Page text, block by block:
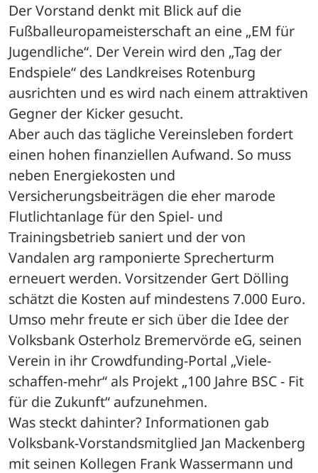
Der Vorstand denkt mit Blick auf die
Fußballeuropameisterschaft an eine „EM für
Jugendliche“. Der Verein wird den „Tag der
Endspiele“ des Landkreises Rotenburg
ausrichten und es wird nach einem attraktiven
Gegner der Kicker gesucht.
Aber auch das tägliche Vereinsleben fordert
einen hohen finanziellen Aufwand. So muss
neben Energiekosten und
Versicherungsbeiträgen die eher marode
Flutlichtanlage für den Spiel- und
Trainingsbetrieb saniert und der von
Vandalen arg ramponierte Sprecherturm
erneuert werden. Vorsitzender Gert Dölling
schätzt die Kosten auf mindestens 7.000 Euro.
Umso mehr freute er sich über die Idee der
Volksbank Osterholz Bremervörde eG, seinen
Verein in ihr Crowdfunding-Portal „Viele-
schaffen-mehr“ als Projekt „100 Jahre BSC - Fit
für die Zukunft“ aufzunehmen.
Was steckt dahinter? Informationen gab
Volksbank-Vorstandsmitglied Jan Mackenberg
mit seinen Kollegen Frank Wassermann und